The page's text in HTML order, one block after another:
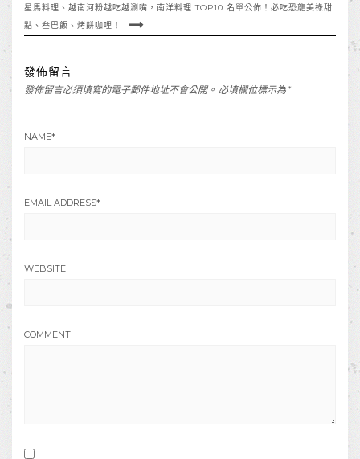
星馬料理、越南河粉越吃越涮嘴，南洋料理 TOP10 名單公佈！必吃恐龍美祿甜
點、叁巴飯、烤餅咖哩！
發佈留言
發佈留言必須填寫的電子郵件地址不會公開。 必填欄位標示為 *
NAME*
EMAIL ADDRESS*
WEBSITE
COMMENT